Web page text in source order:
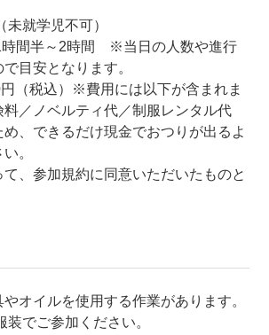
就学児不可）
時間半～2時間 ※当日の人数や進行
目安となります。
（税込）※費用には以下が含まれま
／ノベルティ代／制服レンタル代
、できるだけ現金でおつりが出るよ
。
、参加規約に同意いただいたものと
オイルを使用する作業があります。
でご参加ください。